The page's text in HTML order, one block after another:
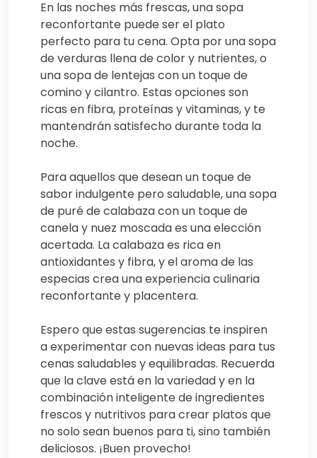
En las noches más frescas, una sopa
reconfortante puede ser el plato
perfecto para tu cena. Opta por una sopa
de verduras llena de color y nutrientes, o
una sopa de lentejas con un toque de
comino y cilantro. Estas opciones son
ricas en fibra, proteínas y vitaminas, y te
mantendrán satisfecho durante toda la
noche.
Para aquellos que desean un toque de
sabor indulgente pero saludable, una sopa
de puré de calabaza con un toque de
canela y nuez moscada es una elección
acertada. La calabaza es rica en
antioxidantes y fibra, y el aroma de las
especias crea una experiencia culinaria
reconfortante y placentera.
Espero que estas sugerencias te inspiren
a experimentar con nuevas ideas para tus
cenas saludables y equilibradas. Recuerda
que la clave está en la variedad y en la
combinación inteligente de ingredientes
frescos y nutritivos para crear platos que
no solo sean buenos para ti, sino también
deliciosos. ¡Buen provecho!